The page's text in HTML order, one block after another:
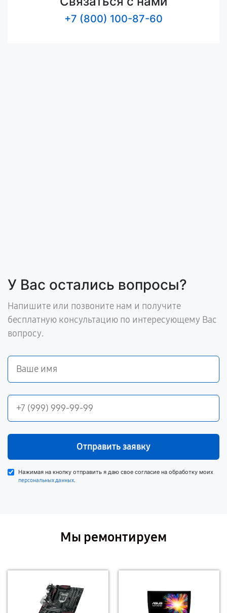
+7 (800) 100-87-60
У Вас остались вопросы?
Напишите или позвоните нам и получите
бесплатную консультацию по интересующему Вас
вопросу.
Отправить заявку
Нажимая на кнопку отправить я даю свое согласие на обработку моих
персональных данных.
Мы ремонтируем